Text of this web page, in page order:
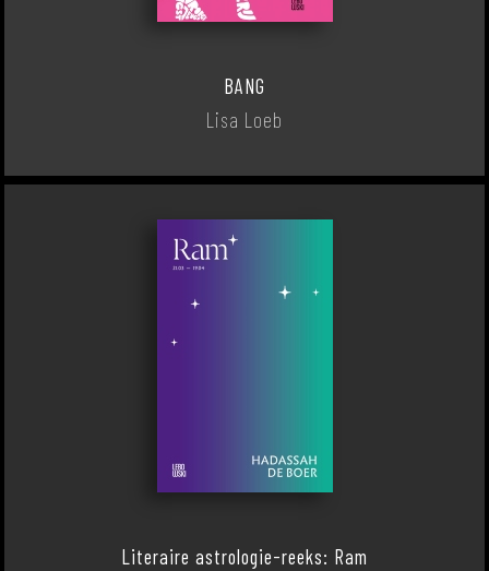
BANG
Lisa Loeb
Literaire astrologie-reeks: Ram